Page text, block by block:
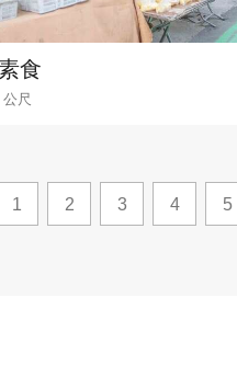
食
尺
1 2 3 4 5